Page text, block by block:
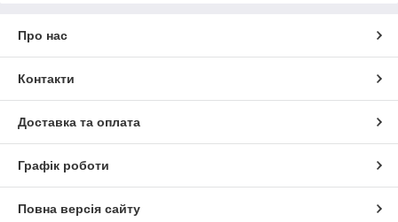
Про нас
Контакти
Доставка та оплата
Графік роботи
Повна версія сайту